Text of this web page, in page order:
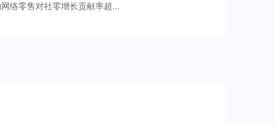
络零售对社零增长贡献率超